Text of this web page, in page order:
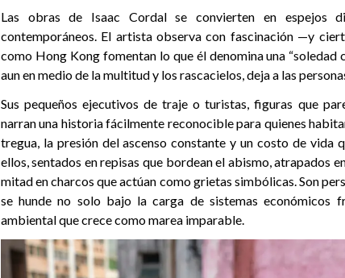
Las obras de Isaac Cordal se convierten en espejos
contemporáneos. El artista observa con fascinación —y
como Hong Kong fomentan lo que él denomina una “soledad
aun en medio de la multitud y los rascacielos, deja a las
Sus pequeños ejecutivos de traje o turistas, figuras que
narran una historia fácilmente reconocible para quienes
tregua, la presión del ascenso constante y un costo de vida
ellos, sentados en repisas que bordean el abismo, atrapados
mitad en charcos que actúan como grietas simbólicas. Son
se hunde no solo bajo la carga de sistemas económicos
ambiental que crece como marea imparable.